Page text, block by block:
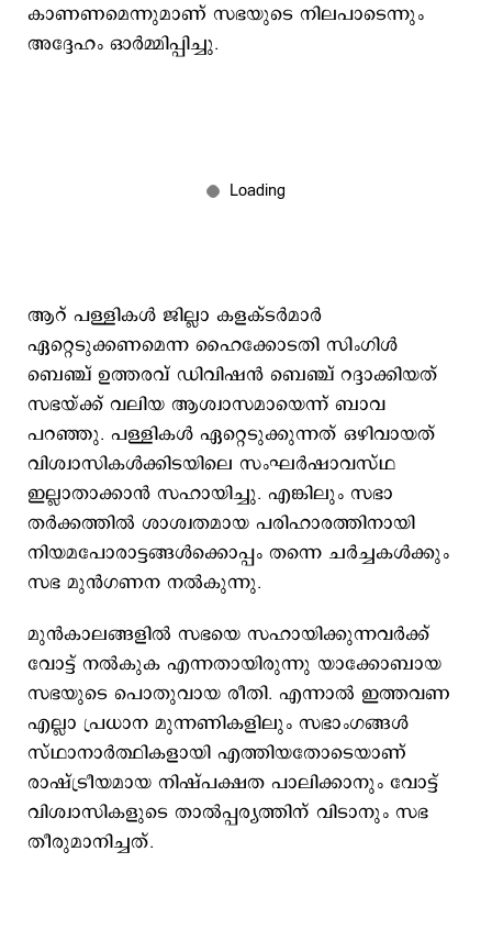
കാണണമെന്നുമാണ് സഭയുടെ നിലപാടെന്നും
അദ്ദേഹം ഓർമ്മിപ്പിച്ചു.
ആറ് പള്ളികൾ ജില്ലാ കളക്ടർമാർ
ഏറ്റെടുക്കണമെന്ന ഹൈക്കോടതി സിംഗിൾ
ബെഞ്ച് ഉത്തരവ് ഡിവിഷൻ ബെഞ്ച് റദ്ദാക്കിയത്
സഭയ്ക്ക് വലിയ ആശ്വാസമായെന്ന് ബാവ
പറഞ്ഞു. പള്ളികൾ ഏറ്റെടുക്കുന്നത് ഒഴിവായത്
വിശ്വാസികൾക്കിടയിലെ സംഘർഷാവസ്ഥ
ഇല്ലാതാക്കാൻ സഹായിച്ചു. എങ്കിലും സഭാ
തർക്കത്തിൽ ശാശ്വതമായ പരിഹാരത്തിനായി
നിയമപോരാട്ടങ്ങൾക്കൊപ്പം തന്നെ ചർച്ചകൾക്കും
സഭ മുൻഗണന നൽകുന്നു.
മുൻകാലങ്ങളിൽ സഭയെ സഹായിക്കുന്നവർക്ക്
വോട്ട് നൽകുക എന്നതായിരുന്നു യാക്കോബായ
സഭയുടെ പൊതുവായ രീതി. എന്നാൽ ഇത്തവണ
എല്ലാ പ്രധാന മുന്നണികളിലും സഭാംഗങ്ങൾ
സ്ഥാനാർത്ഥികളായി എത്തിയതോടെയാണ്
രാഷ്ട്രീയമായ നിഷ്പക്ഷത പാലിക്കാനും വോട്ട്
വിശ്വാസികളുടെ താൽപ്പര്യത്തിന് വിടാനും സഭ
തീരുമാനിച്ചത്.